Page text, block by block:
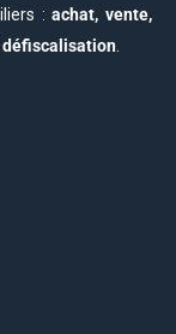
:achat, vente,
défiscalisation